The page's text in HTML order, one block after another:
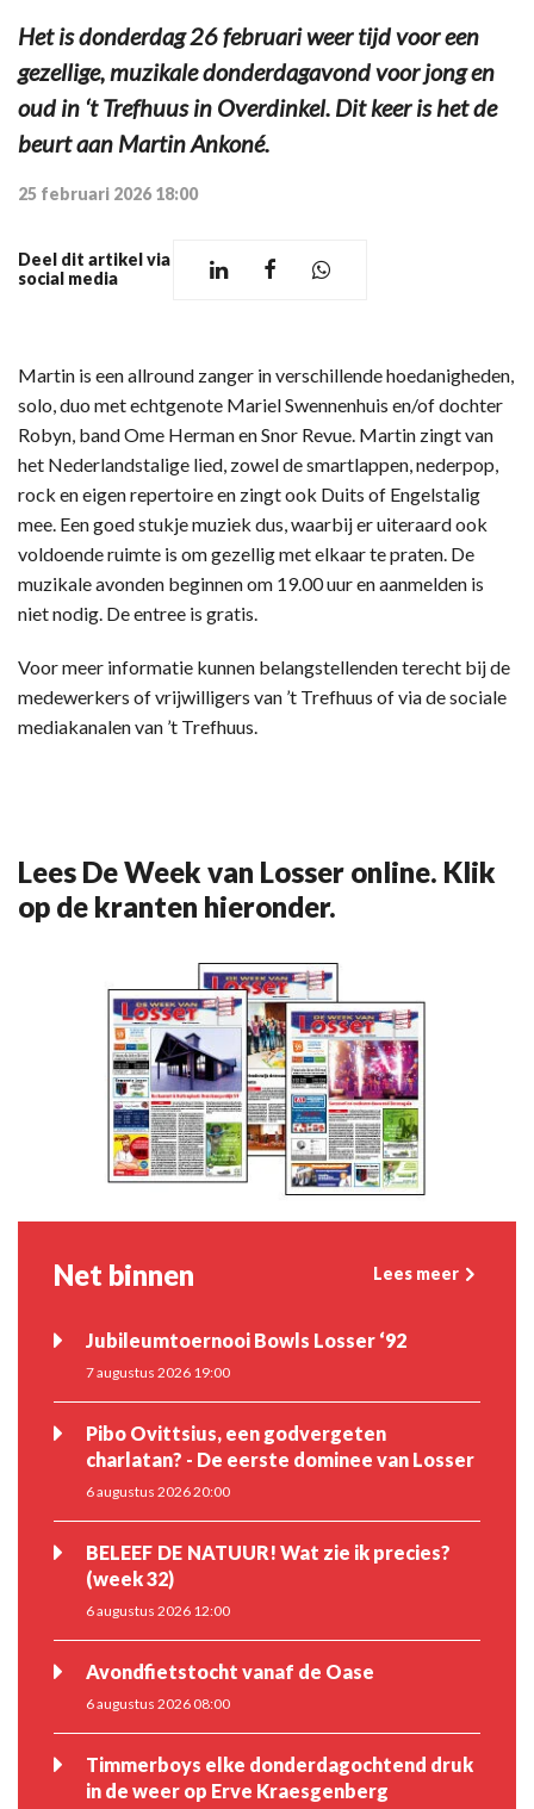
Het is donderdag 26 februari weer tijd voor een
gezellige, muzikale donderdagavond voor jong en
oud in ‘t Trefhuus in Overdinkel. Dit keer is het de
beurt aan Martin Ankoné.
25 februari 2026 18:00
Deel dit artikel via
social media
Martin is een allround zanger in verschillende hoedanigheden,
solo, duo met echtgenote Mariel Swennenhuis en/of dochter
Robyn, band Ome Herman en Snor Revue. Martin zingt van
het Nederlandstalige lied, zowel de smartlappen, nederpop,
rock en eigen repertoire en zingt ook Duits of Engelstalig
mee. Een goed stukje muziek dus, waarbij er uiteraard ook
voldoende ruimte is om gezellig met elkaar te praten. De
muzikale avonden beginnen om 19.00 uur en aanmelden is
niet nodig. De entree is gratis.
Voor meer informatie kunnen belangstellenden terecht bij de
medewerkers of vrijwilligers van ’t Trefhuus of via de sociale
mediakanalen van ’t Trefhuus.
Lees De Week van Losser online. Klik
op de kranten hieronder.
Net binnen Lees meer
Jubileumtoernooi Bowls Losser ‘92
7 augustus 2026 19:00
Pibo Ovittsius, een godvergeten
charlatan? - De eerste dominee van Losser
6 augustus 2026 20:00
BELEEF DE NATUUR! Wat zie ik precies?
(week 32)
6 augustus 2026 12:00
Avondfietstocht vanaf de Oase
6 augustus 2026 08:00
Timmerboys elke donderdagochtend druk
in de weer op Erve Kraesgenberg